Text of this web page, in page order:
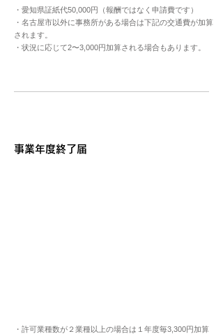
・愛知県証紙代50,000円（報酬ではなく申請費です）
・名古屋市以外に事務所がある場合は下記の交通費が加算
されます。
・状況に応じて2〜3,000円加算される場合もあります。
​事業年度終了届
・許可業種数が２業種以上の場合は１年度毎3,300円加算